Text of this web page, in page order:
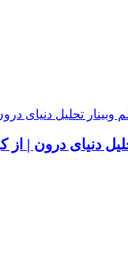
دنیای درون |